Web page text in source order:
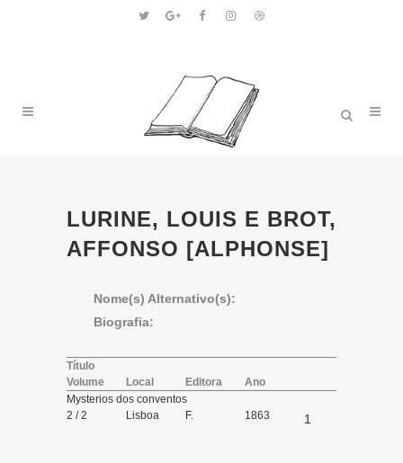
LURINE, LOUIS E BROT,
AFFONSO [ALPHONSE]
Nome(s) Alternativo(s):
Biografia:
Título
Volume
Local Editora
Ano
Mysterios dos conventos
2 / 2
Lisboa
F.
1863 1